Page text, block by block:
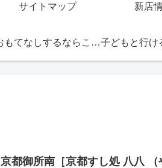
サイトマップ 新店
おもてなしするならこの店
京都御所南［京都すし処 八八